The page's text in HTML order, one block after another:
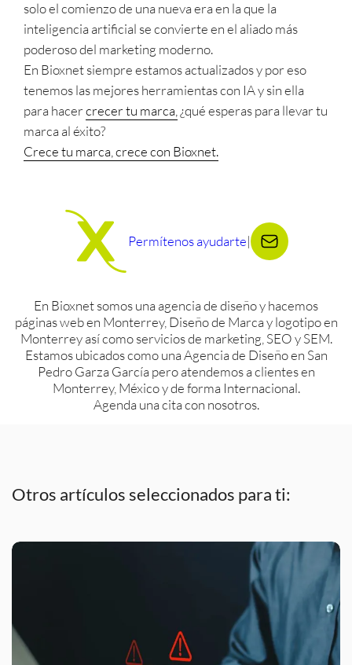
solo el comienzo de una nueva era en la que la
inteligencia artificial se convierte en el aliado más
poderoso del marketing moderno.
En Bioxnet siempre estamos actualizados y por eso
tenemos las mejores herramientas con IA y sin ella
para hacercrecer tu marca, ¿qué esperas para llevar tu
marca al éxito?
Crece tu marca, crece con Bioxnet.
Permítenos ayudarte|
En Bioxnet somos una agencia de diseño y hacemos
páginas web en Monterrey, Diseño de Marca y logotipo en
Monterrey así como servicios de marketing, SEO y SEM.
Estamos ubicados como una Agencia de Diseño en San
Pedro Garza García pero atendemos a clientes en
Monterrey, México y de forma Internacional.
Agenda una cita con nosotros.
Otros artículos seleccionados para ti: